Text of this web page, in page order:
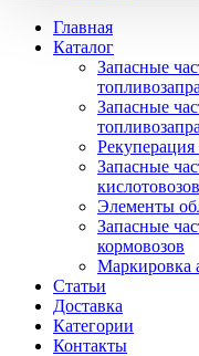
Главная
Каталог
Запасные
Запасные
Запасные
кислотовозов
Элементы
Запасные
кормовозов
Маркировка
Статьи
Доставка
Категории
Контакты